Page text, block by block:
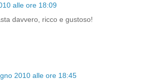
alle ore 18:09
davvero, ricco e gustoso!
2010 alle ore 18:45